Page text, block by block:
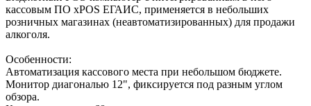
кассовым ПО xPOS ЕГАИС, применяется в небольших
розничных магазинах (неавтоматизированных) для продажи
алкоголя.
Особенности:
Автоматизация кассового места при небольшом бюджете.
Монитор диагональю 12", фиксируется под разным углом
обзора.